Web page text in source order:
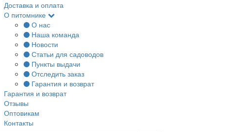
Доставка и оплата
О питомнике
О нас
Наша команда
Новости
Статьи для садоводов
Пункты выдачи
Отследить заказ
Гарантия и возврат
Гарантия и возврат
Отзывы
Оптовикам
Контакты